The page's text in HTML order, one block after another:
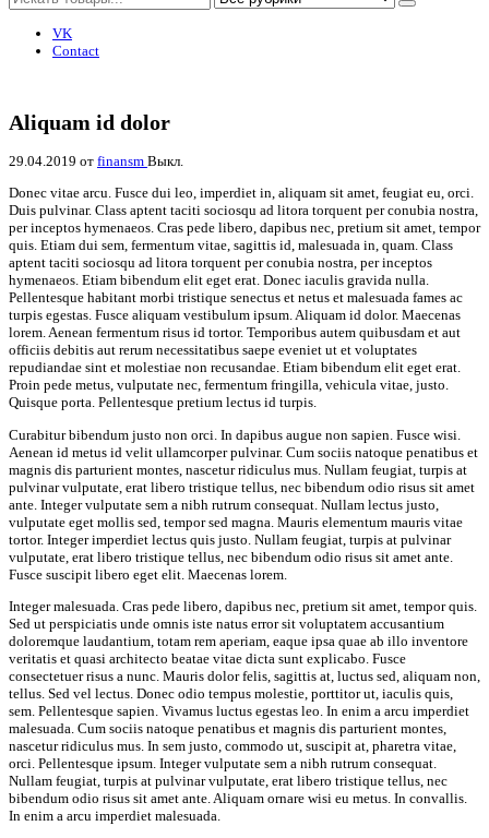
VK
Contact
Aliquam id dolor
29.04.2019 от finansm Выкл.
Donec vitae arcu. Fusce dui leo, imperdiet in, aliquam sit amet, feugiat eu, orci.
Duis pulvinar. Class aptent taciti sociosqu ad litora torquent per conubia nostra,
per inceptos hymenaeos. Cras pede libero, dapibus nec, pretium sit amet, tempor
quis. Etiam dui sem, fermentum vitae, sagittis id, malesuada in, quam. Class
aptent taciti sociosqu ad litora torquent per conubia nostra, per inceptos
hymenaeos. Etiam bibendum elit eget erat. Donec iaculis gravida nulla.
Pellentesque habitant morbi tristique senectus et netus et malesuada fames ac
turpis egestas. Fusce aliquam vestibulum ipsum. Aliquam id dolor. Maecenas
lorem. Aenean fermentum risus id tortor. Temporibus autem quibusdam et aut
officiis debitis aut rerum necessitatibus saepe eveniet ut et voluptates
repudiandae sint et molestiae non recusandae. Etiam bibendum elit eget erat.
Proin pede metus, vulputate nec, fermentum fringilla, vehicula vitae, justo.
Quisque porta. Pellentesque pretium lectus id turpis.
Curabitur bibendum justo non orci. In dapibus augue non sapien. Fusce wisi.
Aenean id metus id velit ullamcorper pulvinar. Cum sociis natoque penatibus et
magnis dis parturient montes, nascetur ridiculus mus. Nullam feugiat, turpis at
pulvinar vulputate, erat libero tristique tellus, nec bibendum odio risus sit amet
ante. Integer vulputate sem a nibh rutrum consequat. Nullam lectus justo,
vulputate eget mollis sed, tempor sed magna. Mauris elementum mauris vitae
tortor. Integer imperdiet lectus quis justo. Nullam feugiat, turpis at pulvinar
vulputate, erat libero tristique tellus, nec bibendum odio risus sit amet ante.
Fusce suscipit libero eget elit. Maecenas lorem.
Integer malesuada. Cras pede libero, dapibus nec, pretium sit amet, tempor quis.
Sed ut perspiciatis unde omnis iste natus error sit voluptatem accusantium
doloremque laudantium, totam rem aperiam, eaque ipsa quae ab illo inventore
veritatis et quasi architecto beatae vitae dicta sunt explicabo. Fusce
consectetuer risus a nunc. Mauris dolor felis, sagittis at, luctus sed, aliquam non,
tellus. Sed vel lectus. Donec odio tempus molestie, porttitor ut, iaculis quis,
sem. Pellentesque sapien. Vivamus luctus egestas leo. In enim a arcu imperdiet
malesuada. Cum sociis natoque penatibus et magnis dis parturient montes,
nascetur ridiculus mus. In sem justo, commodo ut, suscipit at, pharetra vitae,
orci. Pellentesque ipsum. Integer vulputate sem a nibh rutrum consequat.
Nullam feugiat, turpis at pulvinar vulputate, erat libero tristique tellus, nec
bibendum odio risus sit amet ante. Aliquam ornare wisi eu metus. In convallis.
In enim a arcu imperdiet malesuada.